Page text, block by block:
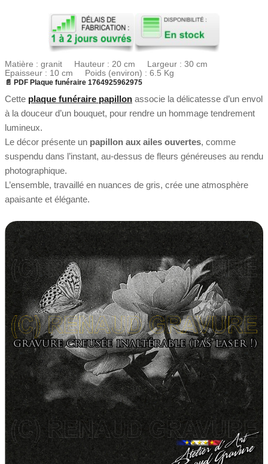
Matière : granit Hauteur : 20 cm Largeur : 30 cm
Epaisseur : 10 cm Poids (environ) : 6.5 Kg
📄 PDF Plaque funéraire 1764925962975
Cette plaque funéraire papillon associe la délicatesse d’un envol
à la douceur d’un bouquet, pour rendre un hommage tendrement
lumineux.
Le décor présente un papillon aux ailes ouvertes, comme
suspendu dans l’instant, au-dessus de fleurs généreuses au rendu
photographique.
L’ensemble, travaillé en nuances de gris, crée une atmosphère
apaisante et élégante.